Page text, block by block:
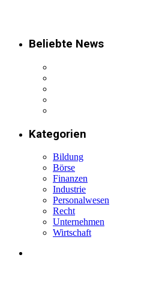
Beliebte News
Kategorien
Bildung
Börse
Finanzen
Industrie
Personalwesen
Recht
Unternehmen
Wirtschaft